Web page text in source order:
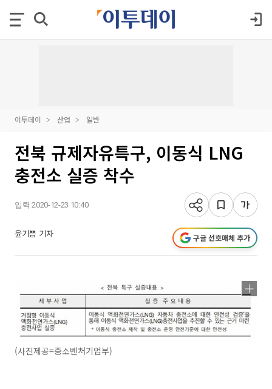
이투데이 산업 일반
전북 규제자유특구, 이동식 LNG
충전소 실증 착수
입력 2020-12-23 10:40
윤기쁨 기자 구글 선호매체 추가
(사진제공=중소벤처기업부)